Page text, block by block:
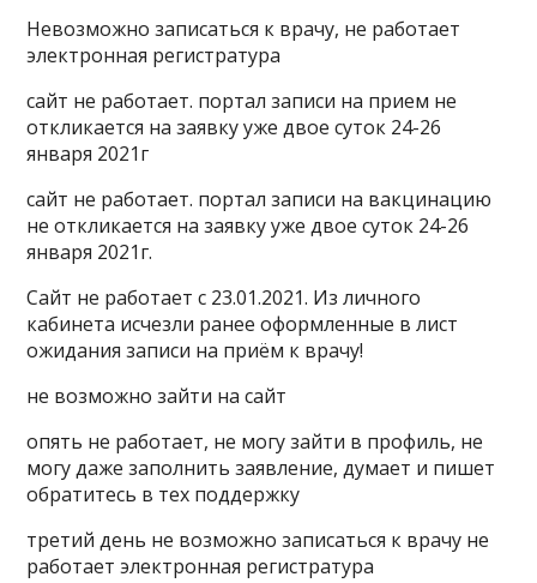
Невозможно записаться к врачу, не работает
электронная регистратура
сайт не работает. портал записи на прием не
откликается на заявку уже двое суток 24-26
января 2021г
сайт не работает. портал записи на вакцинацию
не откликается на заявку уже двое суток 24-26
января 2021г.
Сайт не работает с 23.01.2021. Из личного
кабинета исчезли ранее оформленные в лист
ожидания записи на приём к врачу!
не возможно зайти на сайт
опять не работает, не могу зайти в профиль, не
могу даже заполнить заявление, думает и пишет
обратитесь в тех поддержку
третий день не возможно записаться к врачу не
работает электронная регистратура